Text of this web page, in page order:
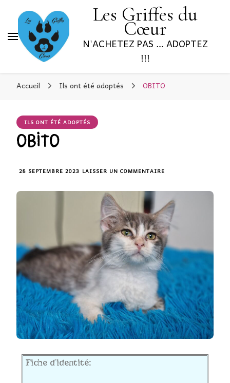
Les Griffes du
Cœur
N'ACHETEZ PAS … ADOPTEZ
!!!
Accueil Ils ont été adoptés OBITO
ILS ONT ÉTÉ ADOPTÉS
OBITO
28 SEPTEMBRE 2023 LAISSER UN COMMENTAIRE
Fiche d’identité: